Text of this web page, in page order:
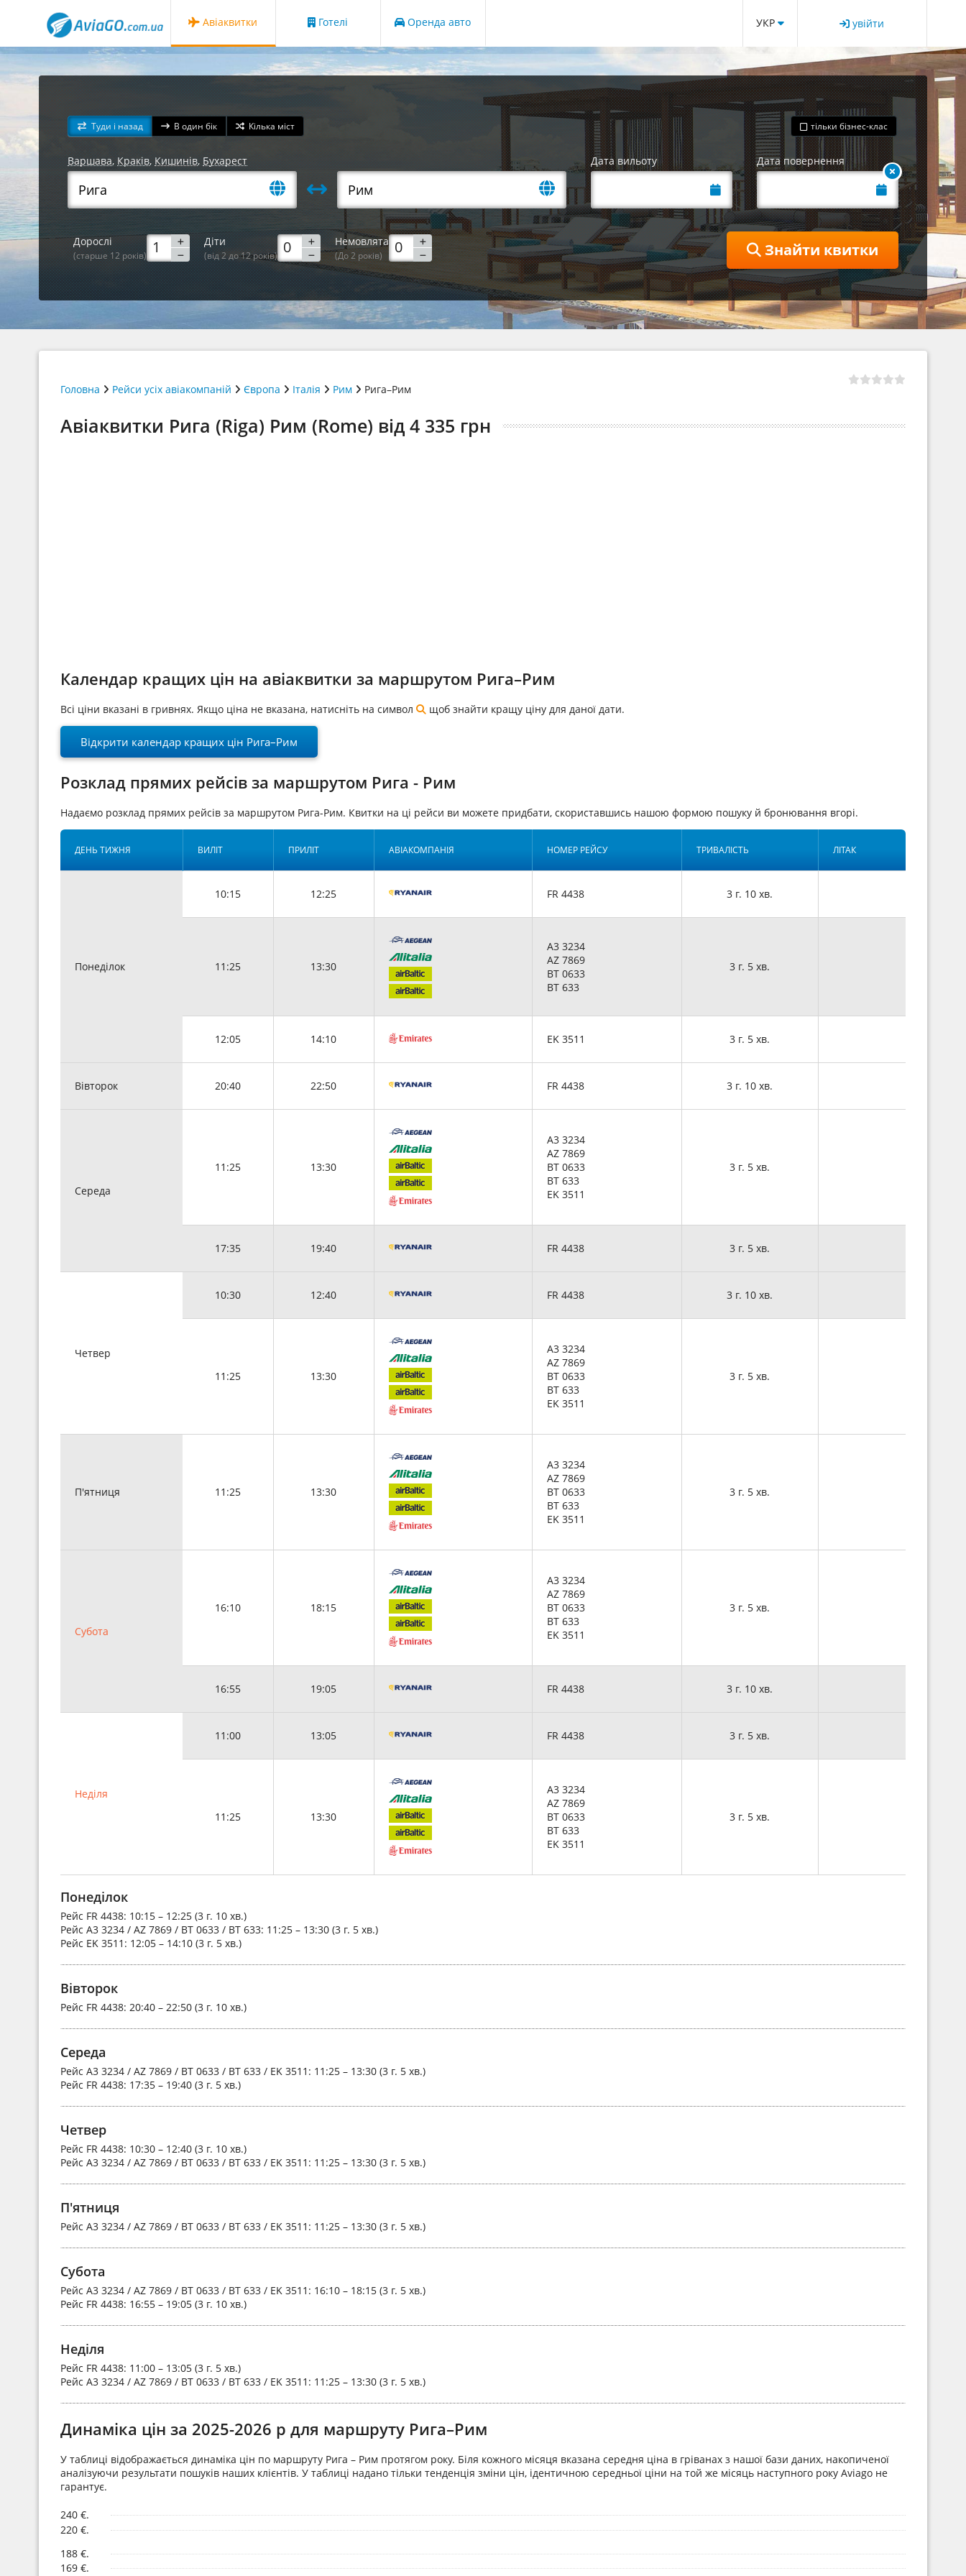
Авіаквитки Готелі Оренда авто УКР увійти
Туди і назад В один бік Кілька міст тільки бізнес-клас
Варшава, Краків, Кишинів, Бухарест Дата вильоту Дата повернення
Дорослі
(старше 12 років)
Діти
(від 2 до 12 років)
Немовлята
(До 2 років) Знайти квитки
Головна Рейси усіх авіакомпаній Європа Італія Рим Рига–Рим
Авіаквитки Рига (Riga) Рим (Rome) від 4 335 грн
Календар кращих цін на авіаквитки за маршрутом Рига–Рим
Всі ціни вказані в гривнях. Якщо ціна не вказана, натисніть на символ щоб знайти кращу ціну для даної дати.
Відкрити календар кращих цін Рига–Рим
Розклад прямих рейсів за маршрутом Рига - Рим
Надаємо розклад прямих рейсів за маршрутом Рига-Рим. Квитки на ці рейси ви можете придбати, скориставшись нашою формою пошуку й бронювання вгорі.
ДЕНЬ ТИЖНЯ ВИЛІТ ПРИЛІТ АВІАКОМПАНІЯ НОМЕР РЕЙСУ ТРИВАЛІСТЬ ЛІТАК
Понеділок
10:15 12:25 FR 4438 3 г. 10 хв.
11:25 13:30
A3 3234
AZ 7869
BT 0633
BT 633
3 г. 5 хв.
12:05 14:10 EK 3511 3 г. 5 хв.
Вівторок 20:40 22:50 FR 4438 3 г. 10 хв.
Середа
11:25 13:30
A3 3234
AZ 7869
BT 0633
BT 633
EK 3511
3 г. 5 хв.
17:35 19:40 FR 4438 3 г. 5 хв.
Четвер
10:30 12:40 FR 4438 3 г. 10 хв.
11:25 13:30
A3 3234
AZ 7869
BT 0633
BT 633
EK 3511
3 г. 5 хв.
П'ятниця 11:25 13:30
A3 3234
AZ 7869
BT 0633
BT 633
EK 3511
3 г. 5 хв.
Субота
16:10 18:15
A3 3234
AZ 7869
BT 0633
BT 633
EK 3511
3 г. 5 хв.
16:55 19:05 FR 4438 3 г. 10 хв.
Неділя
11:00 13:05 FR 4438 3 г. 5 хв.
11:25 13:30
A3 3234
AZ 7869
BT 0633
BT 633
EK 3511
3 г. 5 хв.
Понеділок
Рейс FR 4438: 10:15 – 12:25 (3 г. 10 хв.)
Рейс A3 3234 / AZ 7869 / BT 0633 / BT 633: 11:25 – 13:30 (3 г. 5 хв.)
Рейс EK 3511 : 12:05 – 14:10 (3 г. 5 хв.)
Вівторок
Рейс FR 4438: 20:40 – 22:50 (3 г. 10 хв.)
Середа
Рейс A3 3234 / AZ 7869 / BT 0633 / BT 633 / EK 3511 : 11:25 – 13:30 (3 г. 5 хв.)
Рейс FR 4438: 17:35 – 19:40 (3 г. 5 хв.)
Четвер
Рейс FR 4438: 10:30 – 12:40 (3 г. 10 хв.)
Рейс A3 3234 / AZ 7869 / BT 0633 / BT 633 / EK 3511 : 11:25 – 13:30 (3 г. 5 хв.)
П'ятниця
Рейс A3 3234 / AZ 7869 / BT 0633 / BT 633 / EK 3511 : 11:25 – 13:30 (3 г. 5 хв.)
Субота
Рейс A3 3234 / AZ 7869 / BT 0633 / BT 633 / EK 3511 : 16:10 – 18:15 (3 г. 5 хв.)
Рейс FR 4438: 16:55 – 19:05 (3 г. 10 хв.)
Неділя
Рейс FR 4438: 11:00 – 13:05 (3 г. 5 хв.)
Рейс A3 3234 / AZ 7869 / BT 0633 / BT 633 / EK 3511 : 11:25 – 13:30 (3 г. 5 хв.)
Динаміка цін за 2025-2026 р для маршруту Рига–Рим
У таблиці відображається динаміка цін по маршруту Рига – Рим протягом року. Біля кожного місяця вказана середня ціна в гріванах з нашої бази даних, накопиченої
аналізуючи результати пошуків наших клієнтів. У таблиці надано тільки тенденція зміни цін, ідентичною середньої ціни на той же місяць наступного року Aviago не
гарантує.
240 €.
220 €.
188 €.
169 €.